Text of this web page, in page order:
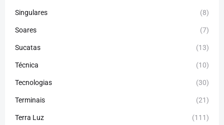
Singulares (8)
Soares (7)
Sucatas (13)
Técnica (10)
Tecnologias (30)
Terminais (21)
Terra Luz (111)